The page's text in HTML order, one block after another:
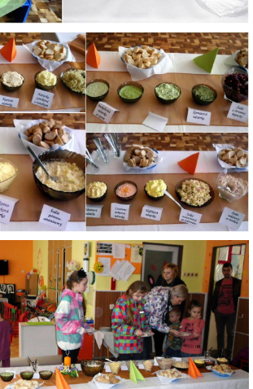
KUKUČKA
SLOVAKIA